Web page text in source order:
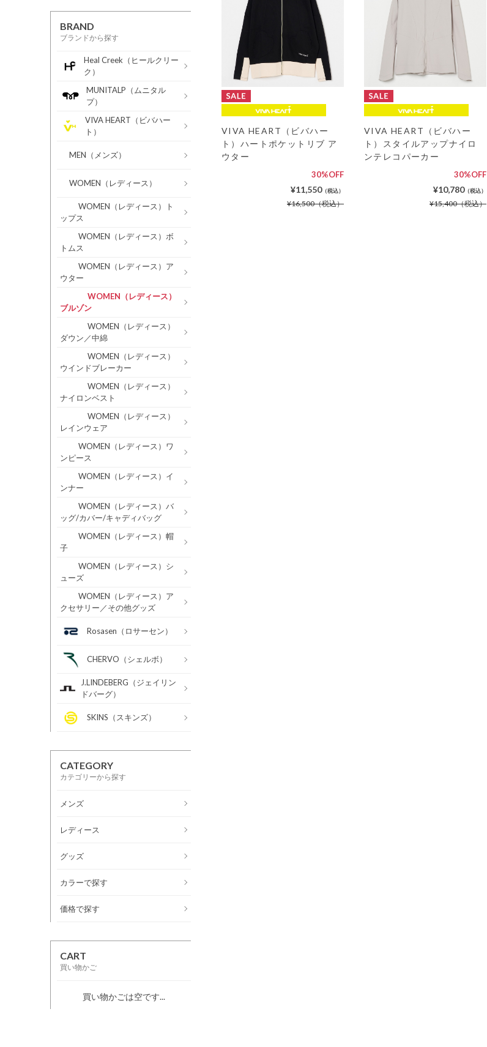
BRAND
ブランドから探す
Heal Creek（ヒールクリー
ク）
MUNITALP（ムニタル
プ）
VIVA HEART（ビバハー
ト）
MEN（メンズ）
WOMEN（レディース）
WOMEN（レディース）ト
ップス
WOMEN（レディース）ボ
トムス
WOMEN（レディース）ア
ウター
WOMEN（レディース）
ブルゾン
WOMEN（レディース）
ダウン／中綿
WOMEN（レディース）
ウインドブレーカー
WOMEN（レディース）
ナイロンベスト
WOMEN（レディース）
レインウェア
WOMEN（レディース）ワ
ンピース
WOMEN（レディース）イ
ンナー
WOMEN（レディース）バ
ッグ/カバー/キャディバッグ
WOMEN（レディース）帽
子
WOMEN（レディース）シ
ューズ
WOMEN（レディース）ア
クセサリー／その他グッズ
Rosasen（ロサーセン）
CHERVO（シェルボ）
J.LINDEBERG（ジェイリン
ドバーグ）
SKINS（スキンズ）
CATEGORY
カテゴリーから探す
メンズ
レディース
グッズ
カラーで探す
価格で探す
CART
買い物かご
買い物かごは空です...
VIVA HEART（ビバハー
ト）ハートポケットリブ ア
ウター
30%OFF
¥11,550（税込）
¥16,500（税込）
VIVA HEART（ビバハー
ト）スタイルアップナイロ
ンテレコパーカー
30%OFF
¥10,780（税込）
¥15,400（税込）